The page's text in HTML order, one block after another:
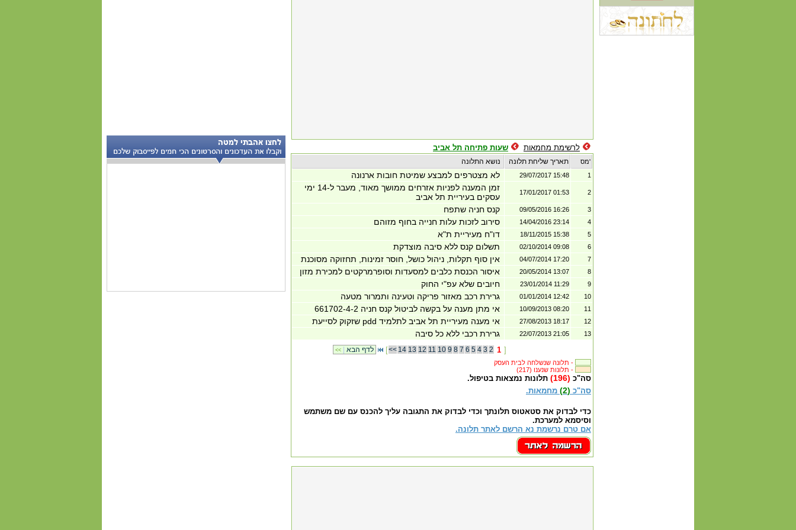
שעות פתיחה תל אביב לרשימת מחמאות
תאריך שליחת תלונה מס'
לא מצטרפים למבצע שמיטת חובות ארנונה 29/07/2017 15:48 1
זמן המענה לפניות אזרחים ממושך מאוד, מעבר ל-14 ימי
עסקים בעיריית תל אביב
17/01/2017 01:53 2
קנס חניה שתפח 09/05/2016 16:26 3
סירוב לזכות עלות חנייה בחוף מזוהם 14/04/2016 23:14 4
דו"ח מעיריית ת"א 18/11/2015 15:38 5
תשלום קנס ללא סיבה מוצדקת 02/10/2014 09:08 6
אין סוף תקלות, ניהול כושל, חוסר זמינות, תחזוקה מסוכנת 04/07/2014 17:20 7
איסור הכנסת כלבים למסעדות וסופרמרקטים למכירת מזון 20/05/2014 13:07 8
חיובים שלא עפ"י החוק 23/01/2014 11:29 9
גרירת רכב מאזור פריקה וטעינה ותמרור מטעה 01/01/2014 12:42 10
אי מתן מענה על בקשה לביטול קנס חניה 661702-4-2 10/09/2013 08:20 11
אי מענה מעיריית תל אביב לתלמיד pdd שזקוק לסייעת 27/08/2013 18:17 12
גרירת רכבי ללא כל סיבה 22/07/2013 21:05 13
<< [<< 14 13 12 11 10 9 8 7 6 5 4 3 2 1 ]
תלונה שנשלחה לבית העסק -
(217) תלונות שנענו -
סה"כ (196)
תלונות נמצאות בטיפול.
סה"כ (2) מחמאות.
כדי לבדוק את סטאטוס תלונתך וכדי לבדוק את התגובה עליך להכנס עם שם משתמש
וסיסמא למערכת.
אם טרם נרשמת נא הרשם לאתר תלונה.